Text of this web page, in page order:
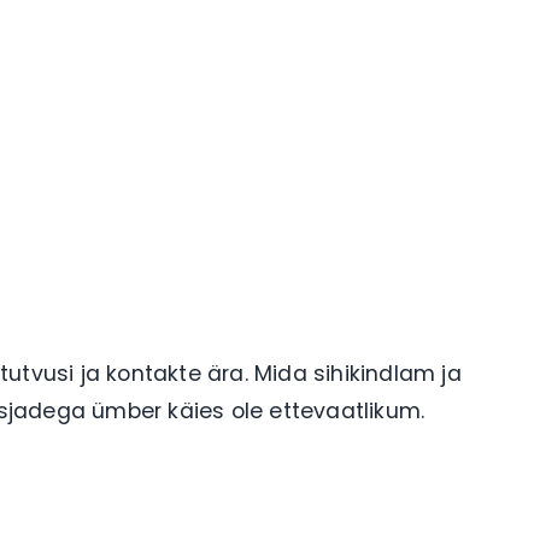
ja kontakte ära. Mida sihikindlam ja
ümber käies ole ettevaatlikum.